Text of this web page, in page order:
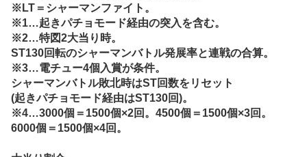
※LT＝シャーマンファイト。
※1…起きパチョモード経由の突入を含む。
※2…特図2大当り時。
ST130回転のシャーマンバトル発展率と連戦の合算。
※3…電チュー4個入賞が条件。
シャーマンバトル敗北時はST回数をリセット
(起きパチョモード経由はST130回)。
※4…3000個＝1500個×2回。4500個＝1500個×3回。
6000個＝1500個×4回。